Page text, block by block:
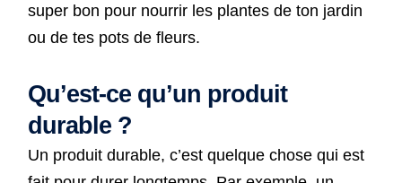
super bon pour nourrir les plantes de ton jardin
ou de tes pots de fleurs.
Qu’est-ce qu’un produit
durable ?
Un produit durable, c’est quelque chose qui est